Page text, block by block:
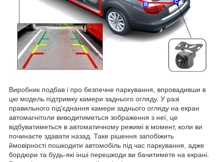
Виробник подбав і про безпечне паркування, впровадивши в
цю модель підтримку камери заднього огляду. У разі
правильного під'єднання камери заднього огляду на екран
автомагнітоли виводитиметься зображення з неї, це
відбуватиметься в автоматичному режимі в момент, коли ви
починаєте здавати назад. Таке рішення запобіжить
ймовірності пошкодити автомобіль під час паркування, адже
бордюри та будь-які інші перешкоди ви бачитимете на екрані.